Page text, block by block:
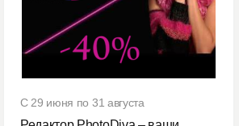
С 29 июня по 31 августа